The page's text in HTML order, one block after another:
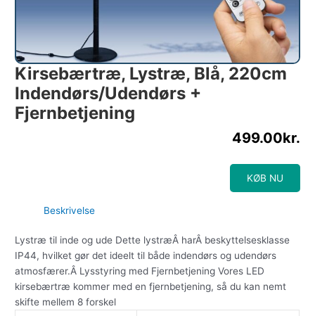
Kirsebærtræ, Lystræ, Blå, 220cm
Indendørs/udendørs +
Fjernbetjening
499.00kr.
KØB NU
Beskrivelse
Lystræ til inde og ude Dette lystræÂ harÂ beskyttelsesklasse
IP44, hvilket gør det ideelt til både indendørs og udendørs
atmosfærer.Â Lysstyring med Fjernbetjening Vores LED
kirsebærtræ kommer med en fjernbetjening, så du kan nemt
skifte mellem 8 forskel